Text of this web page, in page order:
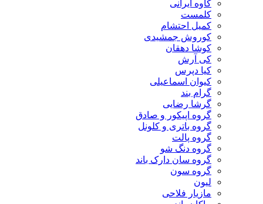
کاوه ایرانی
کلمست
کمیل احتشام
کوروش جمشیدی
کوشا دهقان
کی آرش
کیا دپرس
کیوان اسماعیلی
گرام بند
گرشا رضایی
گروه اپیکور و صادق
گروه باتری و کلونل
گروه پالت
گروه دنگ شو
گروه سان دارک باند
گروه سون
لیون
مازیار فلاحی